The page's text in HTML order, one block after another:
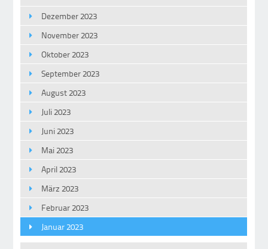
Dezember 2023
November 2023
Oktober 2023
September 2023
August 2023
Juli 2023
Juni 2023
Mai 2023
April 2023
März 2023
Februar 2023
Januar 2023